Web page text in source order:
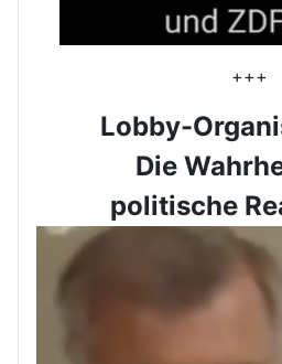
+++
Lobby-
Die
politische